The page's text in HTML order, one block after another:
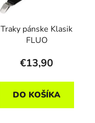
Traky pánske Klasik
FLUO
€13,90
DO KOŠÍKA